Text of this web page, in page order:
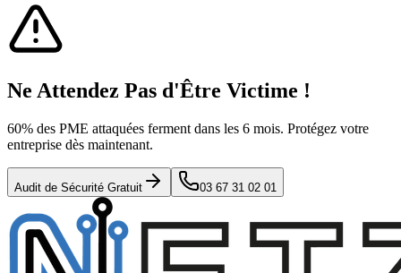
Ne Attendez Pas d'Être Victime !
60% des PME attaquées ferment dans les 6 mois. Protégez votre
entreprise dès maintenant.
Audit de Sécurité Gratuit 03 67 31 02 01